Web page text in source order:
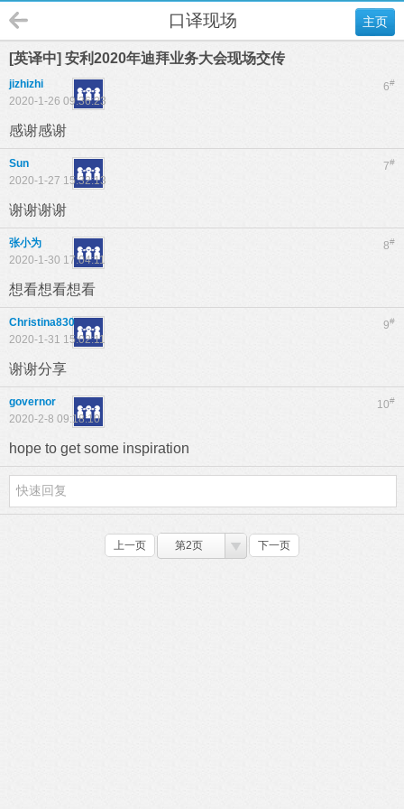
主页
口译现场
[英译中] 安利2020年迪拜业务大会现场交传
6#
jizhizhi
2020-1-26 09:36:23
感谢感谢
7#
Sun
2020-1-27 15:32:13
谢谢谢谢
8#
张小为
2020-1-30 17:04:11
想看想看想看
9#
Christina830
2020-1-31 15:02:11
谢谢分享
10#
governor
2020-2-8 09:18:10
hope to get some inspiration
上一页 第2页 下一页